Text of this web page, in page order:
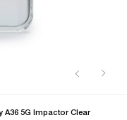
5G Impactor Clear